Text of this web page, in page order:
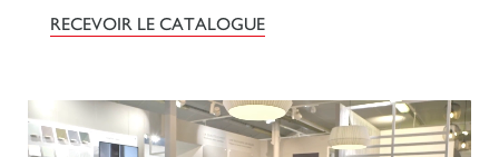
RECEVOIR LE CATALOGUE